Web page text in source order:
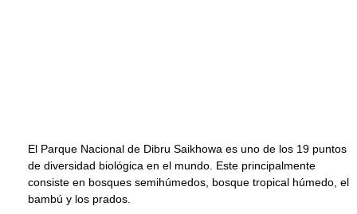
El Parque Nacional de Dibru Saikhowa es uno de los 19 puntos
de diversidad biológica en el mundo. Este principalmente
consiste en bosques semihúmedos, bosque tropical húmedo, el
bambú y los prados.